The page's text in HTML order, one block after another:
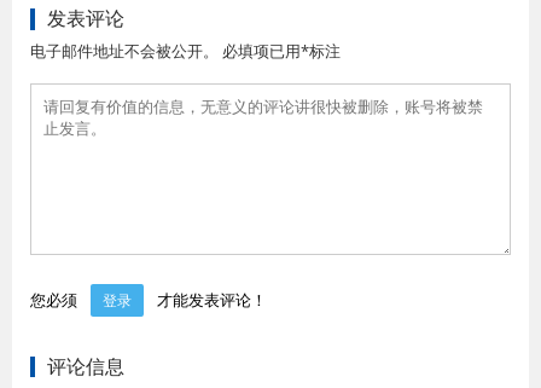
发表评论
电子邮件地址不会被公开。 必填项已用*标注
您必须 登录 才能发表评论！
评论信息